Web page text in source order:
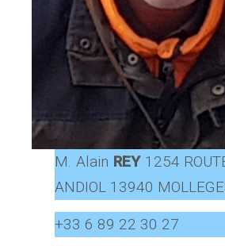
M. Alain REY1254
ANDIOL 13940
+33 6 89 22 30 27